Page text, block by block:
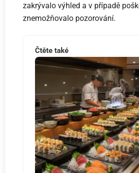
zakrývalo výhled a v případě
znemožňovalo pozorování.
Čtěte také